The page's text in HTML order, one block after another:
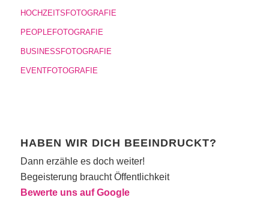
HOCHZEITSFOTOGRAFIE
PEOPLEFOTOGRAFIE
BUSINESSFOTOGRAFIE
EVENTFOTOGRAFIE
HABEN WIR DICH BEEINDRUCKT?
Dann erzähle es doch weiter!
Begeisterung braucht Öffentlichkeit
Bewerte uns auf Google